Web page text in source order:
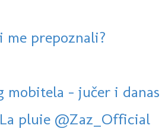
me prepoznali?
mobitela - jučer i danas
pluie @Zaz_Official